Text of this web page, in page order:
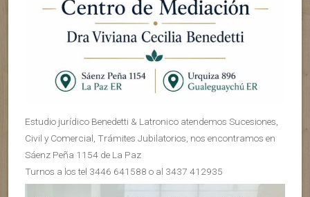
Estudio jurídico Benedetti & Latronico atendemos Sucesiones,
Civil y Comercial, Trámites Jubilatorios, nos encontramos en
Sáenz Peña 1154 de La Paz
Turnos a los tel 3446 641588 o al 3437 412935